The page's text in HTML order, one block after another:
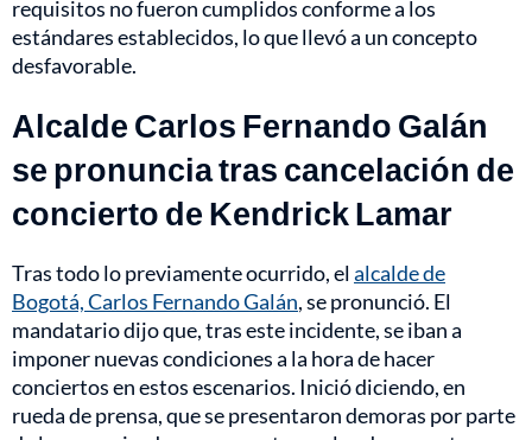
requisitos no fueron cumplidos conforme a los
estándares establecidos, lo que llevó a un concepto
desfavorable.
Alcalde Carlos Fernando Galán
se pronuncia tras cancelación de
concierto de Kendrick Lamar
Tras todo lo previamente ocurrido, elalcalde de
Bogotá, Carlos Fernando Galán, se pronunció. El
mandatario dijo que, tras este incidente, se iban a
imponer nuevas condiciones a la hora de hacer
conciertos en estos escenarios. Inició diciendo, en
rueda de prensa, que se presentaron demoras por parte